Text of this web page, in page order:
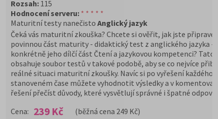
Rozsah: 115
Hodnocení serveru: * * * * *
Maturitní testy nanečisto Anglický jazyk
Čeká vás maturitní zkouška? Chcete si ověřit, jak jste
povinnou část maturity - didaktický test z anglického jazyka -
konkrétně jeho dílčí část Čtení a jazykovou kompetenci? Tato
obsahuje soubor testů v takové podobě, aby se co nejvíce
reálné situaci maturitní zkoušky. Navíc si po vyřešení každého
stanoveném čase můžete vyhodnotit výsledky a v
řešení přečíst důvody, které vysvětlují správné i špatné
Cena: 239 Kč (běžná cena 249 Kč)